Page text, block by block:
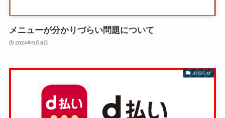
メニューが分かりづらい問題について
2024年5月8日
お知らせ